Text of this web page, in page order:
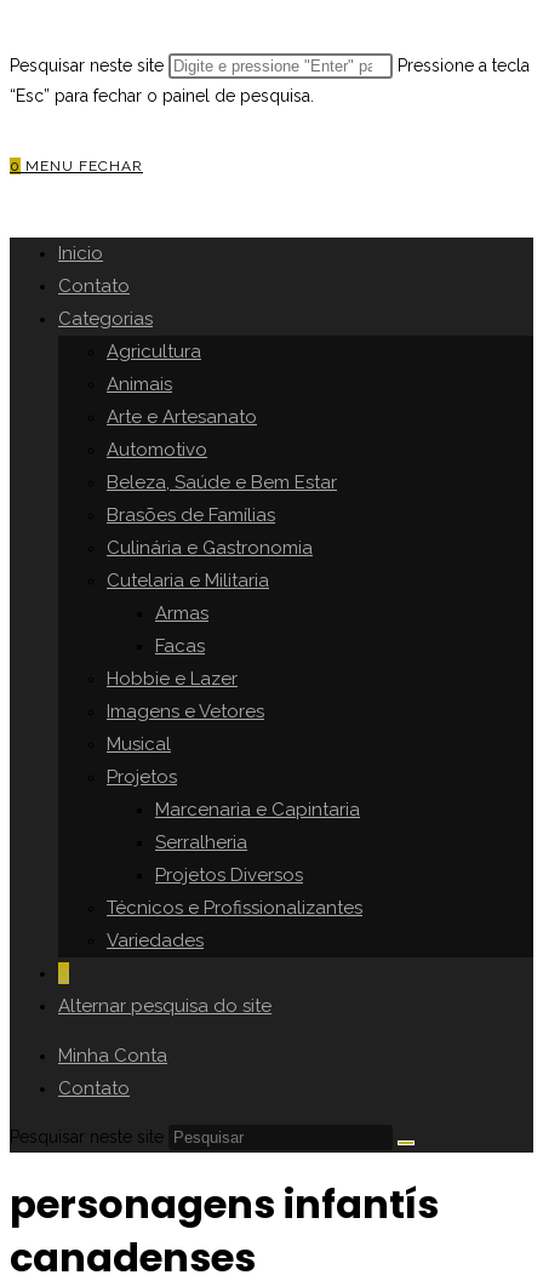
Pesquisar neste site
Pressione a tecla
“Esc” para fechar o painel de pesquisa.
0 MENU FECHAR
Inicio
Contato
Categorias
Agricultura
Animais
Arte e Artesanato
Automotivo
Beleza, Saúde e Bem Estar
Brasões de Famílias
Culinária e Gastronomia
Cutelaria e Militaria
Armas
Facas
Hobbie e Lazer
Imagens e Vetores
Musical
Projetos
Marcenaria e Capintaria
Serralheria
Projetos Diversos
Técnicos e Profissionalizantes
Variedades
0
Alternar pesquisa do site
Minha Conta
Contato
Pesquisar neste site
personagens infantís
canadenses